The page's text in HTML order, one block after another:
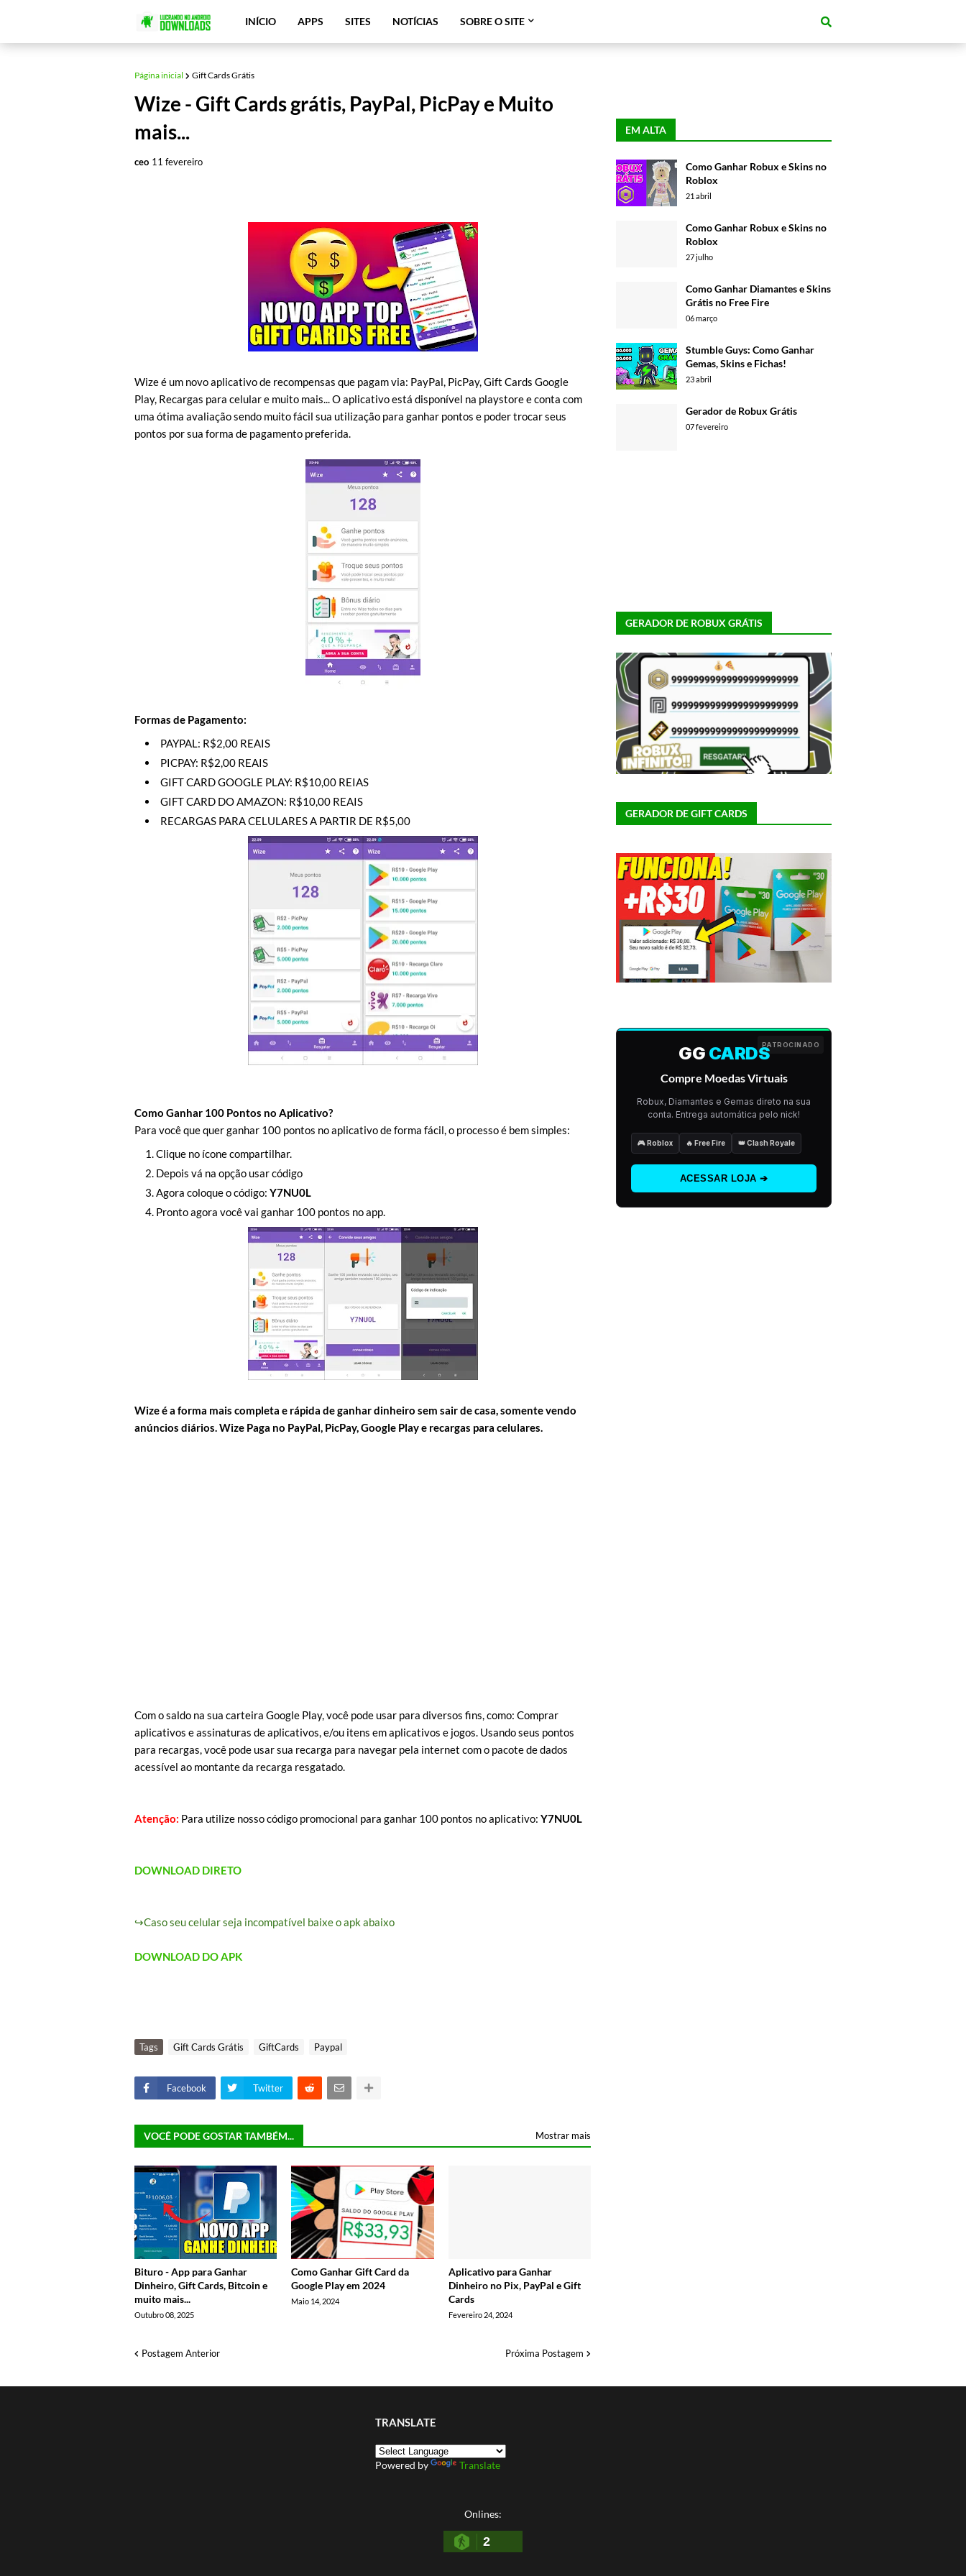
INÍCIO APPS SITES NOTÍCIAS SOBRE O SITE
Página inicial Gift Cards Grátis
Wize - Gift Cards grátis, PayPal, PicPay e Muito
mais...
ceo 11 fevereiro
Wize é um novo aplicativo de recompensas que pagam via: PayPal, PicPay, Gift Cards Google
Play, Recargas para celular e muito mais... O aplicativo está disponível na playstore e conta com
uma ótima avaliação sendo muito fácil sua utilização para ganhar pontos e poder trocar seus
pontos por sua forma de pagamento preferida.
Formas de Pagamento:
PAYPAL: R$2,00 REAIS
PICPAY: R$2,00 REAIS
GIFT CARD GOOGLE PLAY: R$10,00 REIAS
GIFT CARD DO AMAZON: R$10,00 REAIS
RECARGAS PARA CELULARES A PARTIR DE R$5,00
Como Ganhar 100 Pontos no Aplicativo?
Para você que quer ganhar 100 pontos no aplicativo de forma fácil, o processo é bem simples:
Clique no ícone compartilhar.
Depois vá na opção usar código
Agora coloque o código: Y7NU0L
Pronto agora você vai ganhar 100 pontos no app.
Wize é a forma mais completa e rápida de ganhar dinheiro sem sair de casa, somente vendo
anúncios diários. Wize Paga no PayPal, PicPay, Google Play e recargas para celulares.
Com o saldo na sua carteira Google Play, você pode usar para diversos fins, como: Comprar
aplicativos e assinaturas de aplicativos, e/ou itens em aplicativos e jogos. Usando seus pontos
para recargas, você pode usar sua recarga para navegar pela internet com o pacote de dados
acessível ao montante da recarga resgatado.
Atenção: Para utilize nosso código promocional para ganhar 100 pontos no aplicativo: Y7NU0L
DOWNLOAD DIRETO
↪Caso seu celular seja incompatível baixe o apk abaixo
DOWNLOAD DO APK
Tags Gift Cards Grátis GiftCards Paypal
Facebook Twitter
VOCÊ PODE GOSTAR TAMBÉM... Mostrar mais
Bituro - App para Ganhar
Dinheiro, Gift Cards, Bitcoin e
muito mais...
Outubro 08, 2025
Como Ganhar Gift Card da
Google Play em 2024
Maio 14, 2024
Aplicativo para Ganhar
Dinheiro no Pix, PayPal e Gift
Cards
Fevereiro 24, 2024
Postagem Anterior Próxima Postagem
EM ALTA
Como Ganhar Robux e Skins no
Roblox
21 abril
Como Ganhar Robux e Skins no
Roblox
27 julho
Como Ganhar Diamantes e Skins
Grátis no Free Fire
06 março
Stumble Guys: Como Ganhar
Gemas, Skins e Fichas!
23 abril
Gerador de Robux Grátis
07 fevereiro
GERADOR DE ROBUX GRÁTIS
GERADOR DE GIFT CARDS
PATROCINADO
GG CARDS
Compre Moedas Virtuais
Robux, Diamantes e Gemas direto na sua
conta. Entrega automática pelo nick!
🎮 Roblox 🔥 Free Fire 👑 Clash Royale
ACESSAR LOJA ➔
TRANSLATE
Powered by Translate
Onlines:
2